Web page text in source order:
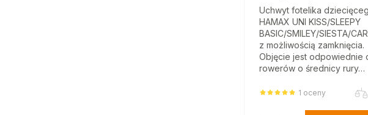
Uchwyt fotelika
HAMAX UNI KISS/SLEEPY
BASIC/SMILEY/SIESTA/
z możliwością zamknięcia.
Objęcie jest odpowiednie
rowerów o średnicy rury…
1 oceny